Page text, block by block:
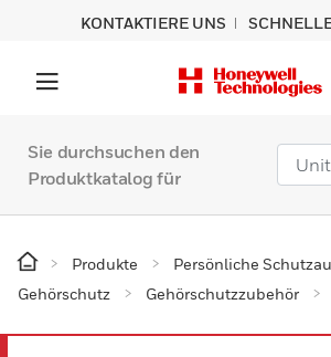
KONTAKTIERE UNS
Sie durchsuchen den
Produktkatalog für
Produkte
Persönliche
Gehörschutz
Gehörschutzzubehör